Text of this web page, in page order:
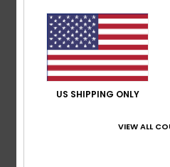
Client anonyme vérifié3. Março
Porque é que é uma jogada
Mostrar original - Francês
Tamanho perfeitoMaterial
US SHIPPING ONLY
VIEW ALL